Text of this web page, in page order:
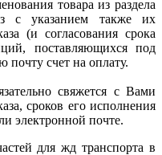
товара из раздела
с указанием также их
(и согласования срока
поставляющихся под
почту счет на оплату.
свяжется с Вами
сроков его исполнения
электронной почте.
для жд транспорта в